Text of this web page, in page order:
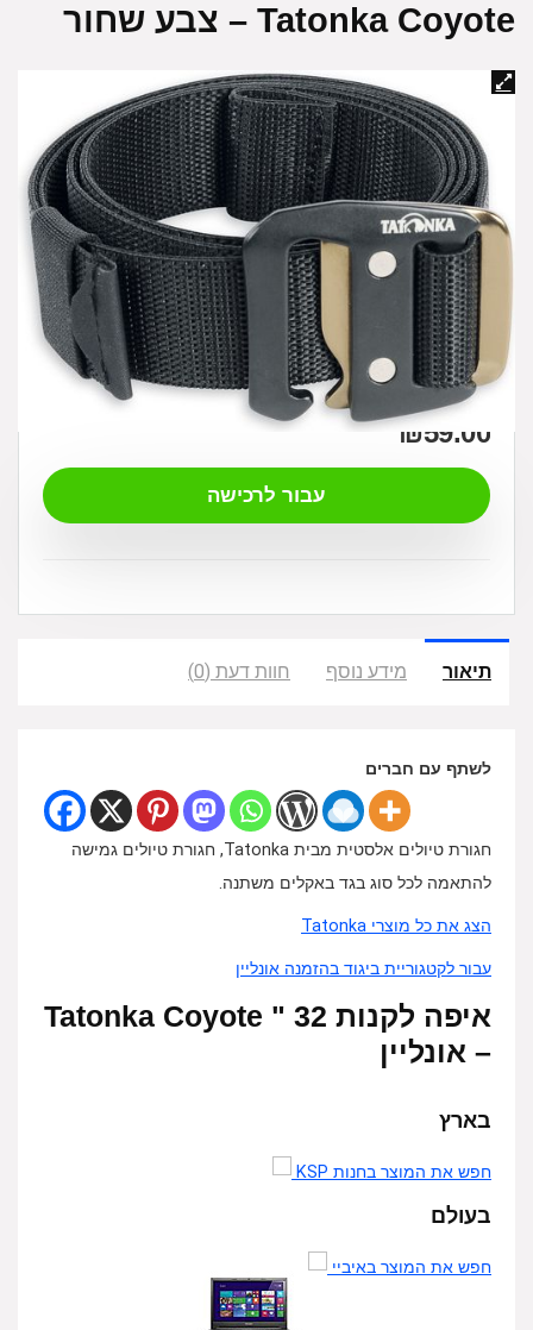
Tatonka Coyote – צבע שחור
₪59.00
עבור לרכישה
תיאור מידע נוסף חוות דעת (0)
לשתף עם חברים
חגורת טיולים אלסטית מבית Tatonka, חגורת טיולים גמישה
להתאמה לכל סוג בגד באקלים משתנה.
הצג את כל מוצרי Tatonka
עבור לקטגוריית ביגוד בהזמנה אונליין
איפה לקנות 32 " Tatonka Coyote
– אונליין
בארץ
חפש את המוצר בחנות KSP
בעולם
חפש את המוצר באיביי